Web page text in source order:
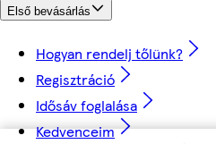
Első bevásárlás
Hogyan rendelj tőlünk?
Regisztráció
Idősáv foglalása
Kedvenceim